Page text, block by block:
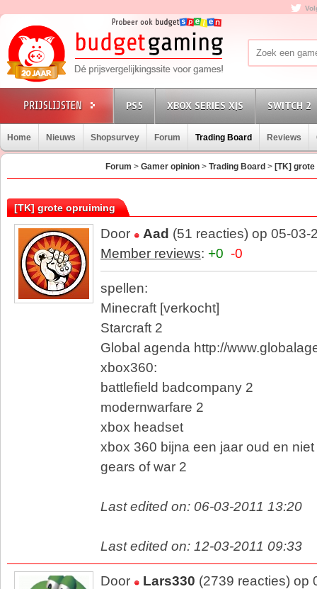
PS5 XBOX SERIES X|S SWITCH 2
Home Nieuws Shopsurvey Forum Trading Board Reviews
Forum > Gamer opinion > Trading Board > [TK]
[TK] grote opruiming
Door Aad (51 reacties) op 05-03-
Member reviews: +0 -0
spellen:
Minecraft [verkocht]
Starcraft 2
Global agenda http://
xbox360:
battlefield badcompany 2
modernwarfare 2
xbox headset
xbox 360 bijna een jaar oud en
gears of war 2
Last edited on: 06-03-2011 13:20
Last edited on: 12-03-2011 09:33
Door Lars330 (2739 reacties) op